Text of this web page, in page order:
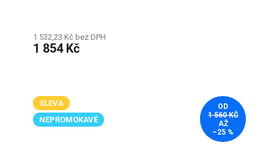
1 532,23 Kč bez DPH
1 854 Kč
SLEVA
NEPROMOKAVÉ
OD
1 560 KČ
AŽ
–25 %